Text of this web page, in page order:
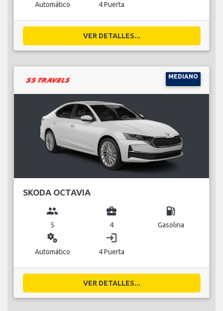
Automático 4 Puerta
VER DETALLES...
MEDIANO
SKODA OCTAVIA
group
5
business_center
4
local_gas_station
Gasolina
miscellaneous_services
Automático
login
4 Puerta
VER DETALLES...